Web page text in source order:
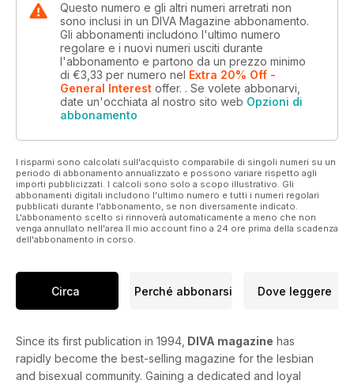
Questo numero e gli altri numeri arretrati non
sono inclusi in un DIVA Magazine abbonamento.
Gli abbonamenti includono l'ultimo numero
regolare e i nuovi numeri usciti durante
l'abbonamento e partono da un prezzo minimo
di €3,33 per numero nel Extra 20% Off -
General Interest offer. . Se volete abbonarvi,
date un'occhiata al nostro sito web Opzioni di
abbonamento
I risparmi sono calcolati sull'acquisto comparabile di singoli numeri su un
periodo di abbonamento annualizzato e possono variare rispetto agli
importi pubblicizzati. I calcoli sono solo a scopo illustrativo. Gli
abbonamenti digitali includono l'ultimo numero e tutti i numeri regolari
pubblicati durante l'abbonamento, se non diversamente indicato.
L'abbonamento scelto si rinnoverà automaticamente a meno che non
venga annullato nell'area Il mio account fino a 24 ore prima della scadenza
dell'abbonamento in corso.
Circa Perché abbonarsi Dove leggere
Since its first publication in 1994, DIVA magazine has
rapidly become the best-selling magazine for the lesbian
and bisexual community. Gaining a dedicated and loyal